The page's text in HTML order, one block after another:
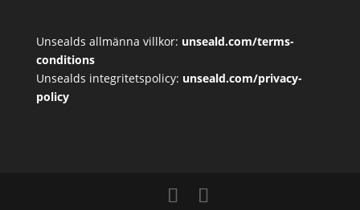
Unsealds allmänna villkor: unseald.com/terms-
conditions
Unsealds integritetspolicy: unseald.com/privacy-
policy